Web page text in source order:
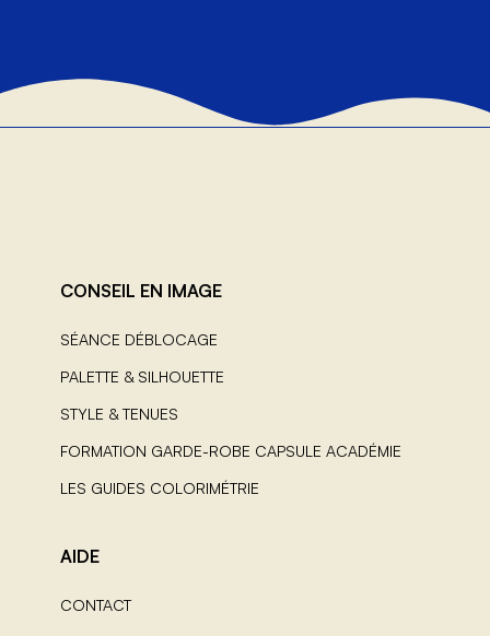
CONSEIL EN IMAGE
SÉANCE DÉBLOCAGE
PALETTE & SILHOUETTE
STYLE & TENUES
FORMATION GARDE-ROBE CAPSULE ACADÉMIE
LES GUIDES COLORIMÉTRIE
AIDE
CONTACT